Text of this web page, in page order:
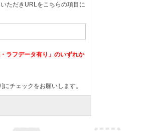
ただきURLをこちらの項目に
ラフデータ有り」のいずれか
チェックをお願いします。